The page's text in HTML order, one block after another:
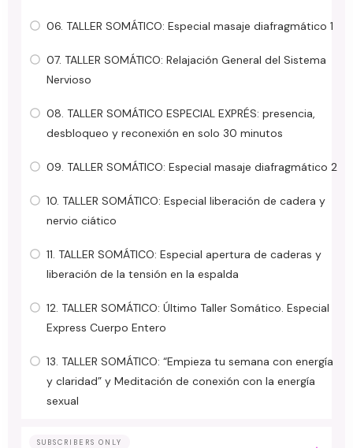
06. TALLER SOMÁTICO: Especial masaje diafragmático 1
07. TALLER SOMÁTICO: Relajación General del Sistema
Nervioso
08. TALLER SOMÁTICO ESPECIAL EXPRÉS: presencia,
desbloqueo y reconexión en solo 30 minutos
09. TALLER SOMÁTICO: Especial masaje diafragmático 2
10. TALLER SOMÁTICO: Especial liberación de cadera y
nervio ciático
11. TALLER SOMÁTICO: Especial apertura de caderas y
liberación de la tensión en la espalda
12. TALLER SOMÁTICO: Último Taller Somático. Especial
Express Cuerpo Entero
13. TALLER SOMÁTICO: “Empieza tu semana con energía
y claridad” y Meditación de conexión con la energía
sexual
SUBSCRIBERS ONLY